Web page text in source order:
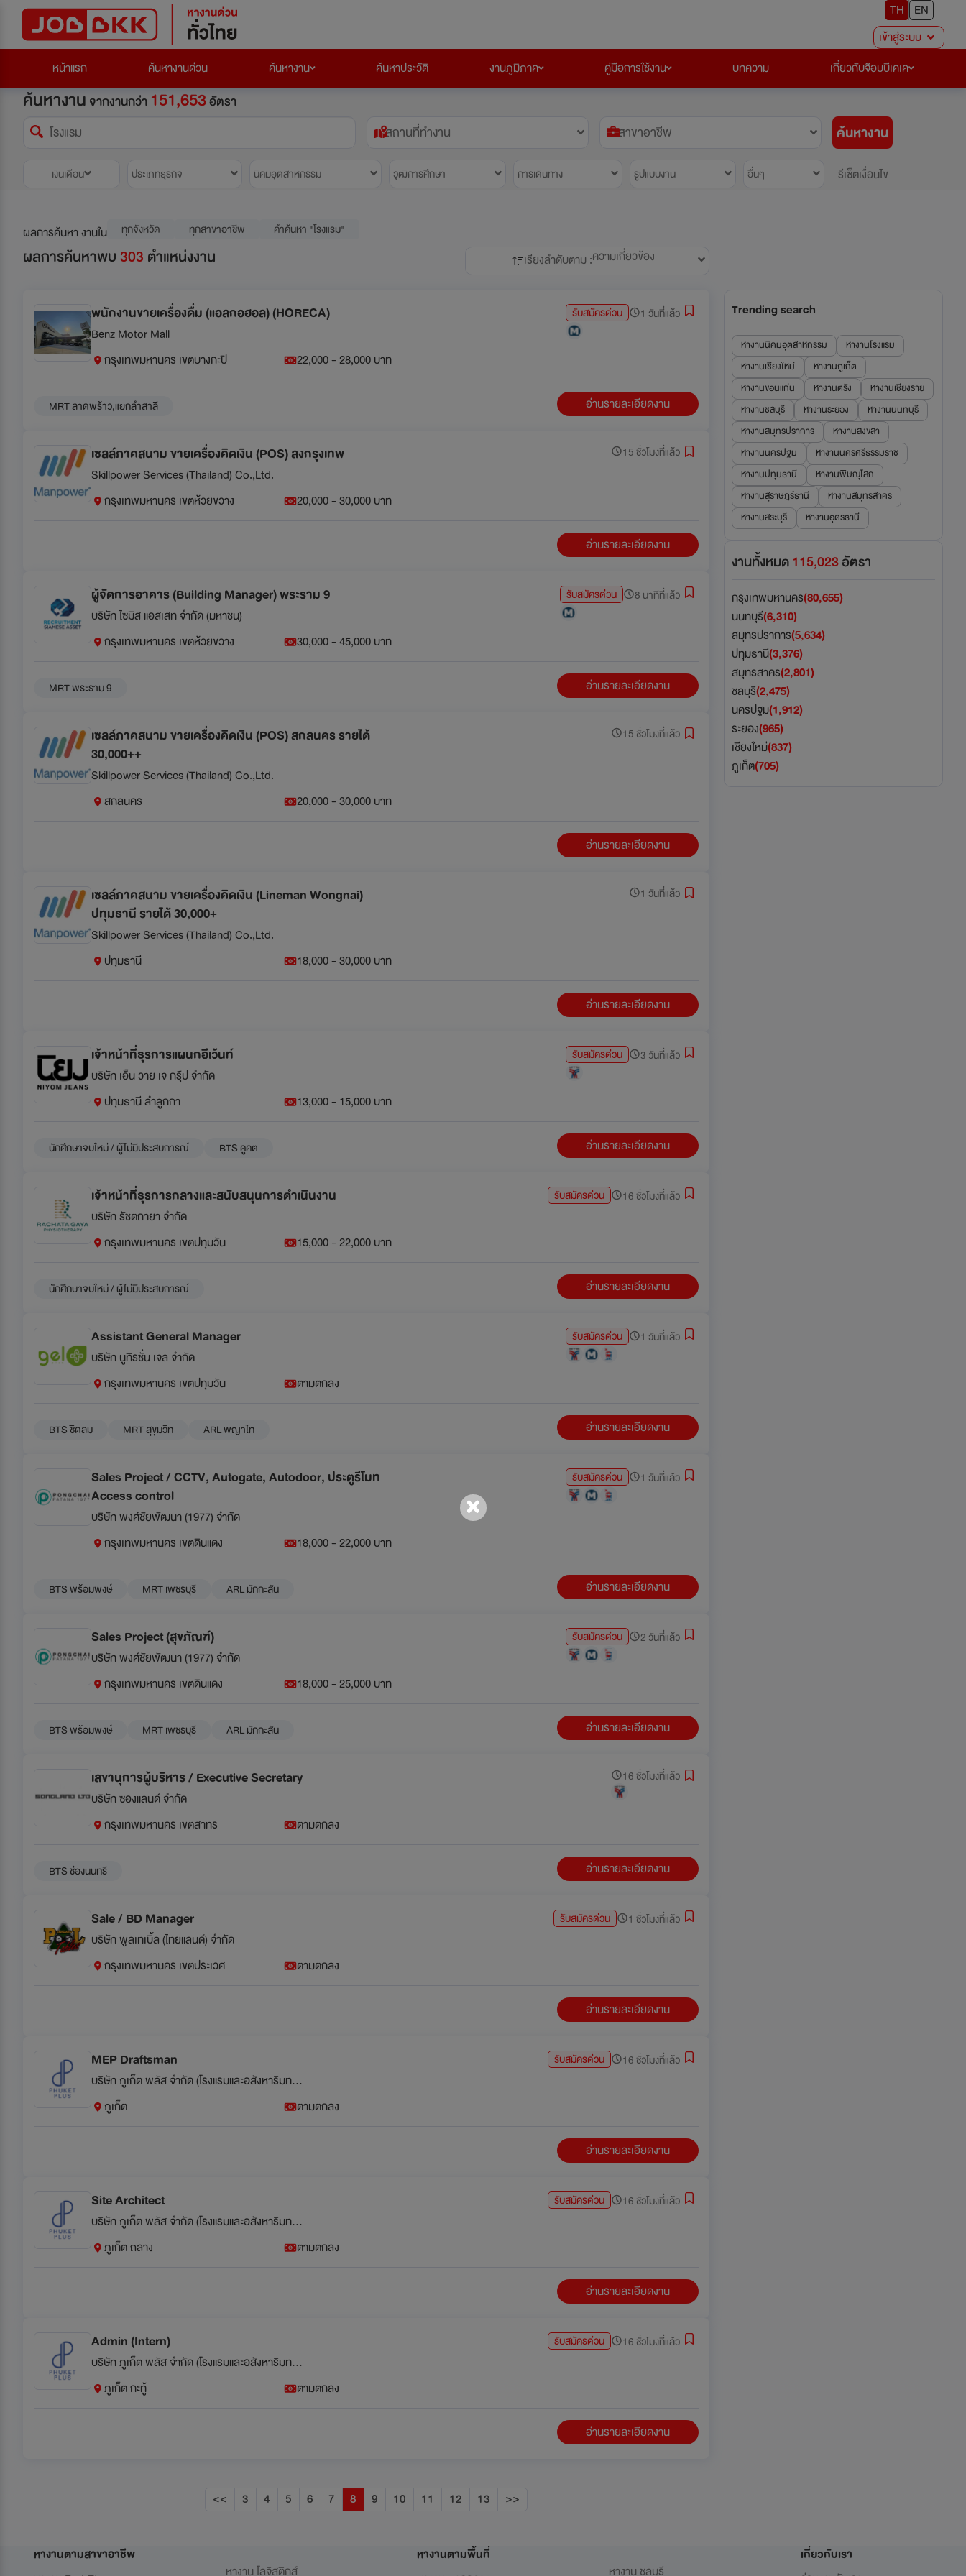
TH
EN
เข้าสู่ระบบ
หน้าแรก
ค้นหางานด่วน ค้นหางาน ค้นหาประวัติ งานภูมิภาค คู่มือการใช้งาน บทความ เกี่ยวกับจ๊อบบีเคเค
ค้นหางาน จากงานกว่า 151,653อัตรา
สถานที่ทำงาน
สาขาอาชีพ ค้นหางาน
เงินเดือน ประเภทธุรกิจ นิคมอุตสาหกรรม วุฒิการศึกษา การเดินทาง รูปแบบงาน อื่นๆ รีเซ็ตเงื่อนไข
ผลการค้นหา งานใน ทุกจังหวัด ทุกสาขาอาชีพ คำค้นหา "โรงแรม"
ผลการค้นหาพบ303 ตำแหน่งงาน เรียงลำดับตาม :ความเกี่ยวข้อง
พนักงานขายเครื่องดื่ม (แอลกอฮอล) (HORECA)
Benz Motor Mall
รับสมัครด่วน 1 วันที่แล้ว
กรุงเทพมหานคร เขตบางกะปิ 22,000 - 28,000 บาท
MRT ลาดพร้าว,แยกลำสาลี อ่านรายละเอียดงาน
เซลล์ภาคสนาม ขายเครื่องคิดเงิน (POS) ลงกรุงเทพ
Skillpower Services (Thailand) Co.,Ltd.
15 ชั่วโมงที่แล้ว
กรุงเทพมหานคร เขตห้วยขวาง 20,000 - 30,000 บาท
อ่านรายละเอียดงาน
ผู้จัดการอาคาร (Building Manager) พระราม 9
บริษัท ไซมิส แอสเสท จำกัด (มหาชน)
รับสมัครด่วน 8 นาทีที่แล้ว
กรุงเทพมหานคร เขตห้วยขวาง 30,000 - 45,000 บาท
MRT พระราม 9 อ่านรายละเอียดงาน
เซลล์ภาคสนาม ขายเครื่องคิดเงิน (POS) สกลนคร รายได้
30,000++
Skillpower Services (Thailand) Co.,Ltd.
15 ชั่วโมงที่แล้ว
สกลนคร 20,000 - 30,000 บาท
อ่านรายละเอียดงาน
เซลล์ภาคสนาม ขายเครื่องคิดเงิน (Lineman Wongnai)
ปทุมธานี รายได้ 30,000+
Skillpower Services (Thailand) Co.,Ltd.
1 วันที่แล้ว
ปทุมธานี 18,000 - 30,000 บาท
อ่านรายละเอียดงาน
เจ้าหน้าที่ธุรการแผนกอีเว้นท์
บริษัท เอ็น วาย เจ กรุ๊ป จำกัด
รับสมัครด่วน 3 วันที่แล้ว
ปทุมธานี ลำลูกกา 13,000 - 15,000 บาท
นักศึกษาจบใหม่ / ผู้ไม่มีประสบการณ์ BTS คูคต อ่านรายละเอียดงาน
เจ้าหน้าที่ธุรการกลางและสนับสนุนการดำเนินงาน
บริษัท รัชตกายา จำกัด
รับสมัครด่วน 16 ชั่วโมงที่แล้ว
กรุงเทพมหานคร เขตปทุมวัน 15,000 - 22,000 บาท
นักศึกษาจบใหม่ / ผู้ไม่มีประสบการณ์ อ่านรายละเอียดงาน
Assistant General Manager
บริษัท นูทิรชั่น เจล จำกัด
รับสมัครด่วน 1 วันที่แล้ว
กรุงเทพมหานคร เขตปทุมวัน ตามตกลง
BTS ชิดลม MRT สุขุมวิท ARL พญาไท อ่านรายละเอียดงาน
Sales Project / CCTV, Autogate, Autodoor, ประตูรีโมท
Access control
บริษัท พงศ์ชัยพัฒนา (1977) จำกัด
รับสมัครด่วน 1 วันที่แล้ว
กรุงเทพมหานคร เขตดินแดง 18,000 - 22,000 บาท
BTS พร้อมพงษ์ MRT เพชรบุรี ARL มักกะสัน อ่านรายละเอียดงาน
Sales Project (สุขภัณฑ์)
บริษัท พงศ์ชัยพัฒนา (1977) จำกัด
รับสมัครด่วน 2 วันที่แล้ว
กรุงเทพมหานคร เขตดินแดง 18,000 - 25,000 บาท
BTS พร้อมพงษ์ MRT เพชรบุรี ARL มักกะสัน อ่านรายละเอียดงาน
เลขานุการผู้บริหาร / Executive Secretary
บริษัท ซองแลนด์ จำกัด
16 ชั่วโมงที่แล้ว
กรุงเทพมหานคร เขตสาทร ตามตกลง
BTS ช่องนนทรี อ่านรายละเอียดงาน
Sale / BD Manager
บริษัท พูลเทเบิ้ล (ไทยแลนด์) จำกัด
รับสมัครด่วน 1 ชั่วโมงที่แล้ว
กรุงเทพมหานคร เขตประเวศ ตามตกลง
อ่านรายละเอียดงาน
MEP Draftsman
บริษัท ภูเก็ต พลัส จำกัด (โรงแรมและอสังหาริมทรัพย์)
รับสมัครด่วน 16 ชั่วโมงที่แล้ว
ภูเก็ต ตามตกลง
อ่านรายละเอียดงาน
Site Architect
บริษัท ภูเก็ต พลัส จำกัด (โรงแรมและอสังหาริมทรัพย์)
รับสมัครด่วน 16 ชั่วโมงที่แล้ว
ภูเก็ต ถลาง ตามตกลง
อ่านรายละเอียดงาน
Admin (Intern)
บริษัท ภูเก็ต พลัส จำกัด (โรงแรมและอสังหาริมทรัพย์)
รับสมัครด่วน 16 ชั่วโมงที่แล้ว
ภูเก็ต กะทู้ ตามตกลง
อ่านรายละเอียดงาน
<< 3 4 5 6 7 8 9 10 11 12 13 >>
Trending search
หางานนิคมอุตสาหกรรม
หางานโรงแรม
หางานเชียงใหม่
หางานภูเก็ต
หางานขอนแก่น
หางานตรัง
หางานเชียงราย
หางานชลบุรี
หางานระยอง
หางานนนทบุรี
หางานสมุทรปราการ
หางานสงขลา
หางานนครปฐม
หางานนครศรีธรรมราช
หางานปทุมธานี
หางานพิษณุโลก
หางานสุราษฎร์ธานี
หางานสมุทรสาคร
หางานสระบุรี
หางานอุดรธานี
งานทั้งหมด115,023อัตรา
กรุงเทพมหานคร(80,655)
นนทบุรี(6,310)
สมุทรปราการ(5,634)
ปทุมธานี(3,376)
สมุทรสาคร(2,801)
ชลบุรี(2,475)
นครปฐม(1,912)
ระยอง(965)
เชียงใหม่(837)
ภูเก็ต(705)
หางานตามสาขาอาชีพ
หางาน โลจิสติกส์
หางานตามพื้นที่
หางาน ชลบุรี
เกี่ยวกับเรา